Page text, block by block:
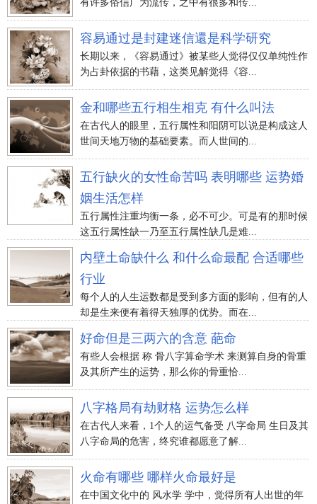
有许多俗信广为流传，之中有很多和传...
容易通过是封建迷信還是科学研究
长期以来，《容易通过》被某些人觉得仅仅单纯性作
为占卦依据的书藉，这类见解觉得《容...
金和哪些五行相生相克 有什么叫法
在古代人的眼里，五行属性和阳阴可以说是构成这人
世间天地万物的基础要素。而人世间的...
五行缺火的女性命苦吗 表明哪些 运势婚
姻生活怎样
五行属性注重均衡一条，必不可少。可是有的那时候
这五行属性缺一乃至五行属性缺几是难...
内壁土命缺什么 和什么命最配 合适哪些
行业
每个人的人生运数都是受到多方面的影响，但有的人
却是生来便有着得天独厚的优势。而在...
好命但是三两六的含意 葩命
有些人会根据 称 骨八字算命学术 来测算自身的骨重
及其所产生的运势，那么你的骨重恰...
八字格局有劫财格 运势怎么样
在古代人来看，1个人的运气备受 八字命局 生日及其
八字命局的危害，终究谁都愿意了解...
火命有哪些 哪样火命最好是
在中国文化中的 风水学 学中，觉得所有人出世的年